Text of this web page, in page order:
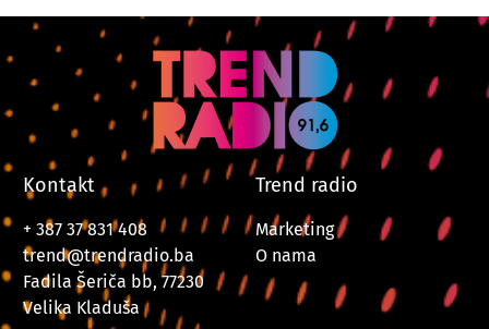
Kontakt
+ 387 37 831 408
trend@trendradio.ba
Fadila Šeriča bb, 77230
Velika Kladuša
Trend radio
Marketing
O nama